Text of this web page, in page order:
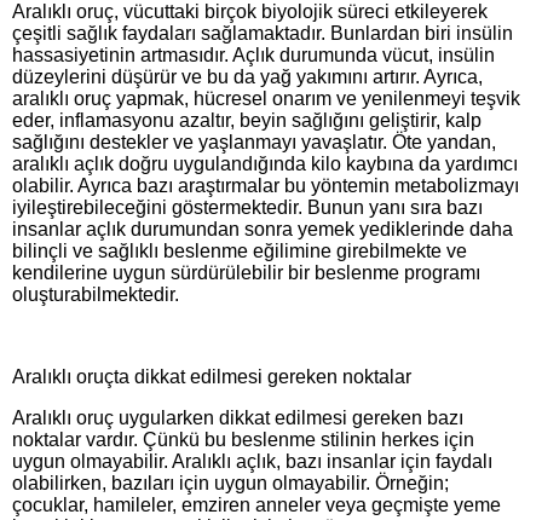
Aralıklı oruç, vücuttaki birçok biyolojik süreci etkileyerek
çeşitli sağlık faydaları sağlamaktadır. Bunlardan biri insülin
hassasiyetinin artmasıdır. Açlık durumunda vücut, insülin
düzeylerini düşürür ve bu da yağ yakımını artırır. Ayrıca,
aralıklı oruç yapmak, hücresel onarım ve yenilenmeyi teşvik
eder, inflamasyonu azaltır, beyin sağlığını geliştirir, kalp
sağlığını destekler ve yaşlanmayı yavaşlatır. Öte yandan,
aralıklı açlık doğru uygulandığında kilo kaybına da yardımcı
olabilir. Ayrıca bazı araştırmalar bu yöntemin metabolizmayı
iyileştirebileceğini göstermektedir. Bunun yanı sıra bazı
insanlar açlık durumundan sonra yemek yediklerinde daha
bilinçli ve sağlıklı beslenme eğilimine girebilmekte ve
kendilerine uygun sürdürülebilir bir beslenme programı
oluşturabilmektedir.
Aralıklı oruçta dikkat edilmesi gereken noktalar
Aralıklı oruç uygularken dikkat edilmesi gereken bazı
noktalar vardır. Çünkü bu beslenme stilinin herkes için
uygun olmayabilir. Aralıklı açlık, bazı insanlar için faydalı
olabilirken, bazıları için uygun olmayabilir. Örneğin;
çocuklar, hamileler, emziren anneler veya geçmişte yeme